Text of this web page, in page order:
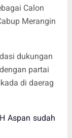
Calon
Merangin
dukungan
partai
di daerag
Aspan sudah